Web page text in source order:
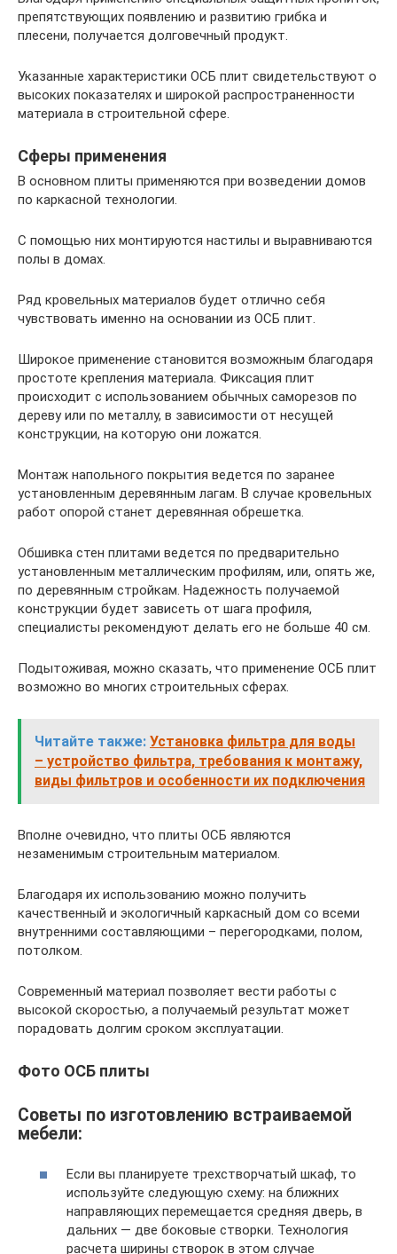
препятствующих появлению и развитию грибка и
плесени, получается долговечный продукт.
Указанные характеристики ОСБ плит свидетельствуют о
высоких показателях и широкой распространенности
материала в строительной сфере.
Сферы применения
В основном плиты применяются при возведении домов
по каркасной технологии.
С помощью них монтируются настилы и выравниваются
полы в домах.
Ряд кровельных материалов будет отлично себя
чувствовать именно на основании из ОСБ плит.
Широкое применение становится возможным благодаря
простоте крепления материала. Фиксация плит
происходит с использованием обычных саморезов по
дереву или по металлу, в зависимости от несущей
конструкции, на которую они ложатся.
Монтаж напольного покрытия ведется по заранее
установленным деревянным лагам. В случае кровельных
работ опорой станет деревянная обрешетка.
Обшивка стен плитами ведется по предварительно
установленным металлическим профилям, или, опять же,
по деревянным стройкам. Надежность получаемой
конструкции будет зависеть от шага профиля,
специалисты рекомендуют делать его не больше 40 см.
Подытоживая, можно сказать, что применение ОСБ плит
возможно во многих строительных сферах.
Читайте также: Установка фильтра для воды
– устройство фильтра, требования к монтажу,
виды фильтров и особенности их подключения
Вполне очевидно, что плиты ОСБ являются
незаменимым строительным материалом.
Благодаря их использованию можно получить
качественный и экологичный каркасный дом со всеми
внутренними составляющими – перегородками, полом,
потолком.
Современный материал позволяет вести работы с
высокой скоростью, а получаемый результат может
порадовать долгим сроком эксплуатации.
Фото ОСБ плиты
Советы по изготовлению встраиваемой
мебели:
Если вы планируете трехстворчатый шкаф, то
используйте следующую схему: на ближних
направляющих перемещается средняя дверь, в
дальних — две боковые створки. Технология
расчета ширины створок в этом случае